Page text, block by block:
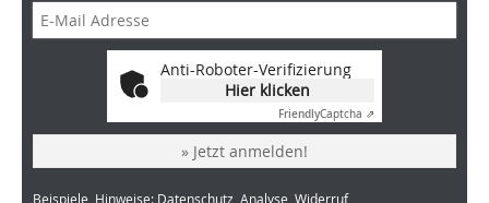
Anti-Roboter-Verifizierung
Hier klicken
FriendlyCaptcha ⇗
» Jetzt anmelden!
Beispiele, Hinweise: Datenschutz, Analyse, Widerruf